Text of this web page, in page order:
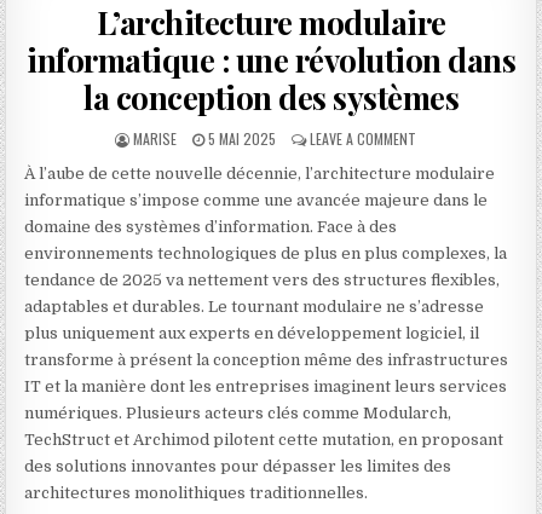
L’architecture modulaire
informatique : une révolution dans
la conception des systèmes
AUTHOR:
MARISE PUBLISHED DATE:
5 MAI 2025 LEAVE A COMMENTON
À l’aube de cette nouvelle décennie, l’architecture modulaire
informatique s’impose comme une avancée majeure dans le
domaine des systèmes d’information. Face à des
environnements technologiques de plus en plus complexes, la
tendance de 2025 va nettement vers des structures flexibles,
adaptables et durables. Le tournant modulaire ne s’adresse
plus uniquement aux experts en développement logiciel, il
transforme à présent la conception même des infrastructures
IT et la manière dont les entreprises imaginent leurs services
numériques. Plusieurs acteurs clés comme Modularch,
TechStruct et Archimod pilotent cette mutation, en proposant
des solutions innovantes pour dépasser les limites des
architectures monolithiques traditionnelles.